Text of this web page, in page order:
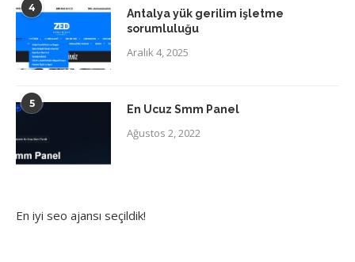
4
Antalya yük gerilim işletme
sorumluluğu
Aralık 4, 2025
5 En Ucuz Smm Panel
Ağustos 2, 2022
En iyi seo ajansı seçildik!